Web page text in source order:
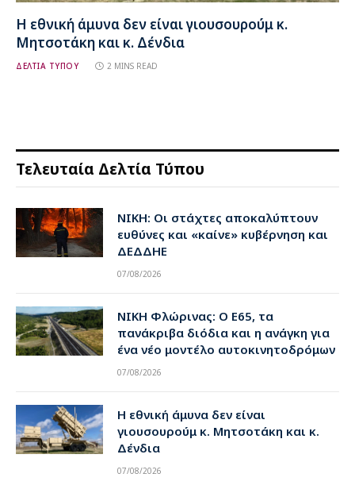
Η εθνική άμυνα δεν είναι γιουσουρούμ κ.
Μητσοτάκη και κ. Δένδια
ΔΕΛΤΙΑ ΤΥΠΟΥ 2 MINS READ
Τελευταία Δελτία Τύπου
ΝΙΚΗ: Οι στάχτες αποκαλύπτουν
ευθύνες και «καίνε» κυβέρνηση και
ΔΕΔΔΗΕ
07/08/2026
ΝΙΚΗ Φλώρινας: Ο Ε65, τα
πανάκριβα διόδια και η ανάγκη για
ένα νέο μοντέλο αυτοκινητοδρόμων
07/08/2026
Η εθνική άμυνα δεν είναι
γιουσουρούμ κ. Μητσοτάκη και κ.
Δένδια
07/08/2026